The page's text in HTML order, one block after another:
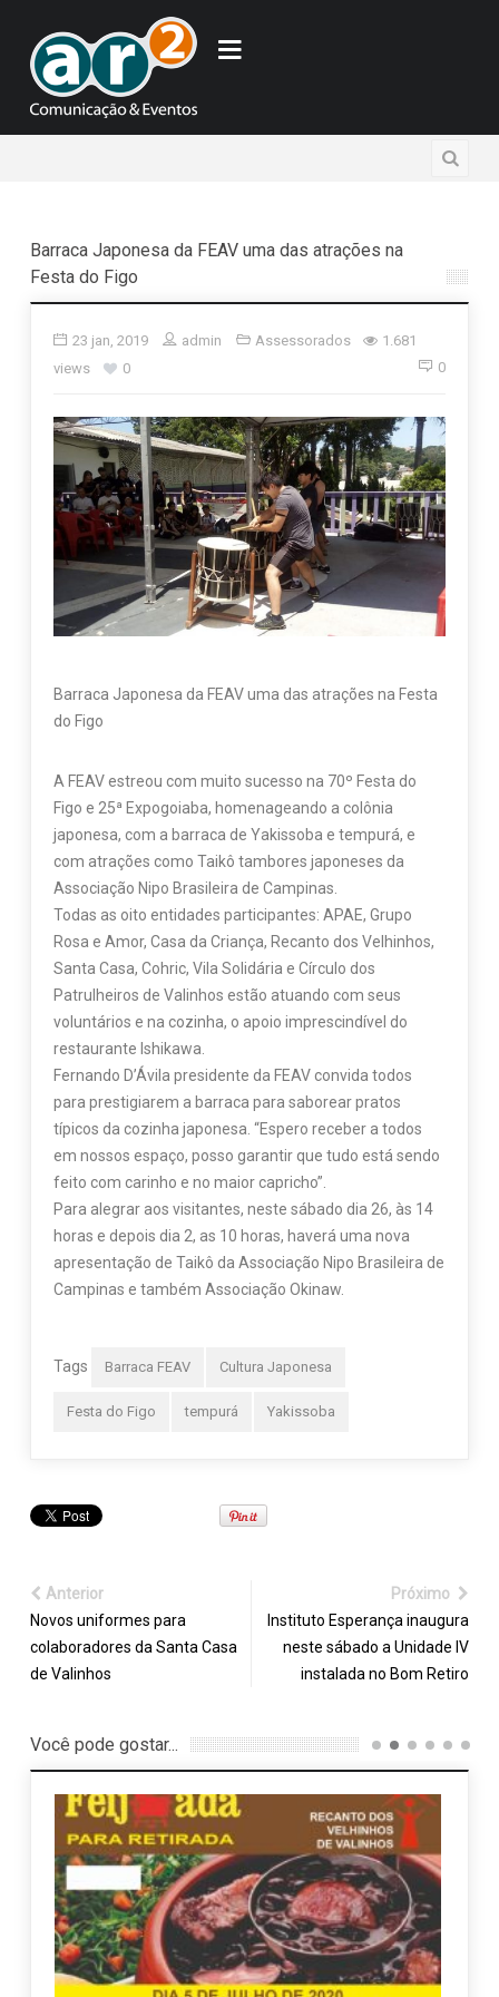
Barraca Japonesa da FEAV uma das atrações na
Festa do Figo
23 jan, 2019 admin Assessorados
1.681
views
0 0
Barraca Japonesa da FEAV uma das atrações na Festa
do Figo
A FEAV estreou com muito sucesso na 70º Festa do
Figo e 25ª Expogoiaba, homenageando a colônia
japonesa, com a barraca de Yakissoba e tempurá, e
com atrações como Taikô tambores japoneses da
Associação Nipo Brasileira de Campinas.
Todas as oito entidades participantes: APAE, Grupo
Rosa e Amor, Casa da Criança, Recanto dos Velhinhos,
Santa Casa, Cohric, Vila Solidária e Círculo dos
Patrulheiros de Valinhos estão atuando com seus
voluntários e na cozinha, o apoio imprescindível do
restaurante Ishikawa.
Fernando D’Ávila presidente da FEAV convida todos
para prestigiarem a barraca para saborear pratos
típicos da cozinha japonesa. “Espero receber a todos
em nossos espaço, posso garantir que tudo está sendo
feito com carinho e no maior capricho”.
Para alegrar aos visitantes, neste sábado dia 26, às 14
horas e depois dia 2, as 10 horas, haverá uma nova
apresentação de Taikô da Associação Nipo Brasileira de
Campinas e também Associação Okinaw.
Tags Barraca FEAV Cultura Japonesa
Festa do Figo tempurá Yakissoba
Anterior
Novos uniformes para
colaboradores da Santa Casa
de Valinhos
Próximo
Instituto Esperança inaugura
neste sábado a Unidade IV
instalada no Bom Retiro
Você pode gostar...